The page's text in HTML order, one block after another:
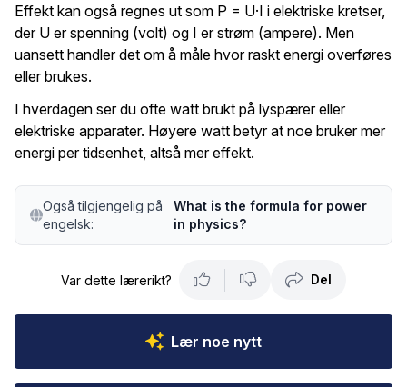
Effekt kan også regnes ut som P = U·I i elektriske kretser,
der U er spenning (volt) og I er strøm (ampere). Men
uansett handler det om å måle hvor raskt energi overføres
eller brukes.
I hverdagen ser du ofte watt brukt på lyspærer eller
elektriske apparater. Høyere watt betyr at noe bruker mer
energi per tidsenhet, altså mer effekt.
Også tilgjengelig på
engelsk:
What is the formula for power
in physics?
Var dette lærerikt? Del
Lær noe nytt